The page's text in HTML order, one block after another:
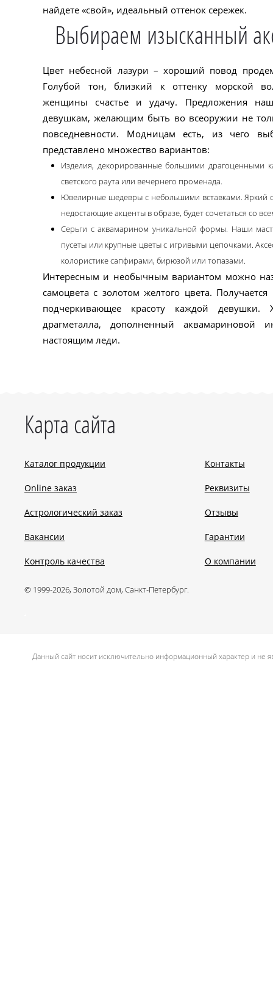
найдете «свой», идеальный оттенок сережек.
Выбираем изысканный
Цвет небесной лазури – хороший повод
Голубой тон, близкий к оттенку морской
женщины счастье и удачу. Предложения
девушкам, желающим быть во всеоружии не
повседневности. Модницам есть, из чего
представлено множество вариантов:
Изделия, декорированные большими драгоценными
светского раута или вечернего променада.
Ювелирные шедевры с небольшими вставками. Яркий
недостающие акценты в образе, будет сочетаться со
Серьги с аквамарином уникальной формы. Наши
пусеты или крупные цветы с игривыми цепочками.
колористике сапфирами, бирюзой или топазами.
Интересным и необычным вариантом можно
самоцвета с золотом желтого цвета.
подчеркивающее красоту каждой девушки.
драгметалла, дополненный аквамариновой
настоящим леди.
Карта сайта
Каталог продукции
Online заказ
Астрологический заказ
Вакансии
Контроль качества
Контакты
Реквизиты
Отзывы
Гарантии
О компании
© 1999-2026, Золотой дом, Санкт-Петербург.
Данный сайт носит исключительно информационный характер и не